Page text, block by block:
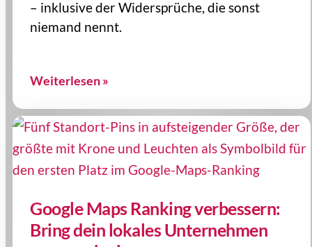
– inklusive der Widersprüche, die sonst
niemand nennt.
Weiterlesen »
Google Maps Ranking verbessern:
Bring dein lokales Unternehmen